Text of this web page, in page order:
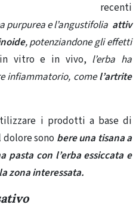
recenti
purpurea e l’angustifolia attiv
, potenziandone gli effetti
vitro e in vivo, l’erba ha
infiammatorio, comel’artrite
i prodotti a base di
sono bere una tisana a
pasta con l’erba essiccata e
zona interessata.